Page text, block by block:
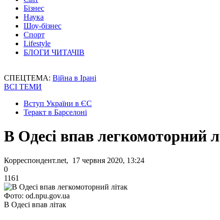
Бізнес
Наука
Шоу-бізнес
Спорт
Lifestyle
БЛОГИ ЧИТАЧІВ
СПЕЦТЕМА: Війна в Ірані
ВСІ ТЕМИ
Вступ України в ЄС
Теракт в Барселоні
В Одесі впав легкомоторний
Корреспондент.net, 17 червня 2020, 13:24
0
1161
Фото: od.npu.gov.ua
В Одесі впав літак